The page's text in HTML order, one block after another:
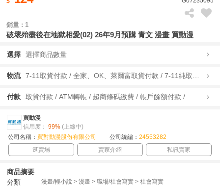
銷量 : 1
破壞殆盡後在地獄相愛(02) 26年9月預購 青文 漫畫 買動漫
選擇 選擇商品數量
物流
付款 取貨付款 / ATM轉帳 / 超商條碼繳費 / 帳戶餘額付款 /
買動漫
信用度： 99% (上線中)
公司名稱： 買對動漫股份有限公司 公司統編： 24553282
逛賣場
賣家介紹 私訊賣家
商品摘要
分類
漫畫/輕小說 > 漫畫 > 職場/社會寫實 > 社會寫實